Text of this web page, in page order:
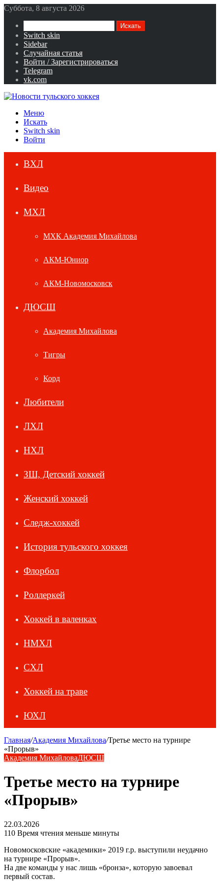
Суббота, 8 августа 2026
Искать
Switch skin
Sidebar
Случайная статья
Войти / Зарегистрироваться
Telegram
vk.com
Меню
Искать
Switch skin
Войти
ВХЛ
Видео
МХЛ
МХК Академия Михайлова
АКМ-Юниор
АКМ-Новомосковск
ДЮСШ
Академия Михайлова
Тигры
Корд
Любители
ЛХЛ
НХЛ
ЗШ, Детский хоккей
Женский хоккей
Следж-хоккей
История тульского хоккея
Флорбол
Роллеркей
Хоккей в валенках
НМХЛ
СХЛ
Хоккей на траве
ЮХЛ
Главная/Академия Михайлова/Третье место на турнире
«Прорыв»
Академия МихайловаДЮСШ
Третье место на турнире
«Прорыв»
22.03.2026
110 Время чтения меньше минуты
Новомосковские «академики» 2019 г.р. выступили неудачно
на турнире «Прорыв».
На две команды у нас лишь «бронза», которую завоевал
первый состав.